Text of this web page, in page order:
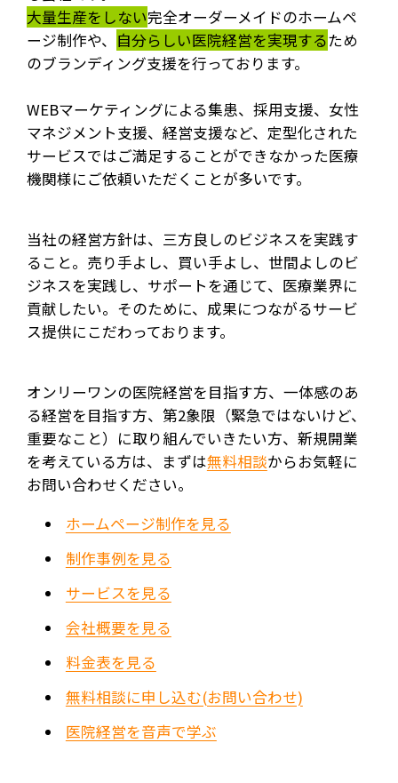
大量生産をしない完全オーダーメイドのホームペ
ージ制作や、 自分らしい医院経営を実現するため
のブランディング支援を行っております。
WEBマーケティングによる集患、採用支援、女性
マネジメント支援、経営支援など、定型化された
サービスではご満足することができなかった医療
機関様にご依頼いただくことが多いです。
当社の経営方針は、三方良しのビジネスを実践す
ること。売り手よし、買い手よし、世間よしのビ
ジネスを実践し、サポートを通じて、医療業界に
貢献したい。そのために、成果につながるサービ
ス提供にこだわっております。
オンリーワンの医院経営を目指す方、一体感のあ
る経営を目指す方、第2象限（緊急ではないけど、
重要なこと）に取り組んでいきたい方、新規開業
を考えている方は、まずは無料相談からお気軽に
お問い合わせください。
ホームページ制作を見る
制作事例を見る
サービスを見る
会社概要を見る
料金表を見る
無料相談に申し込む(お問い合わせ)
医院経営を音声で学ぶ